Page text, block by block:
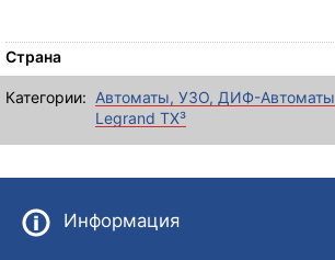
Страна
Категории: Автоматы, УЗО, ДИФ-
Legrand TX³
Информация